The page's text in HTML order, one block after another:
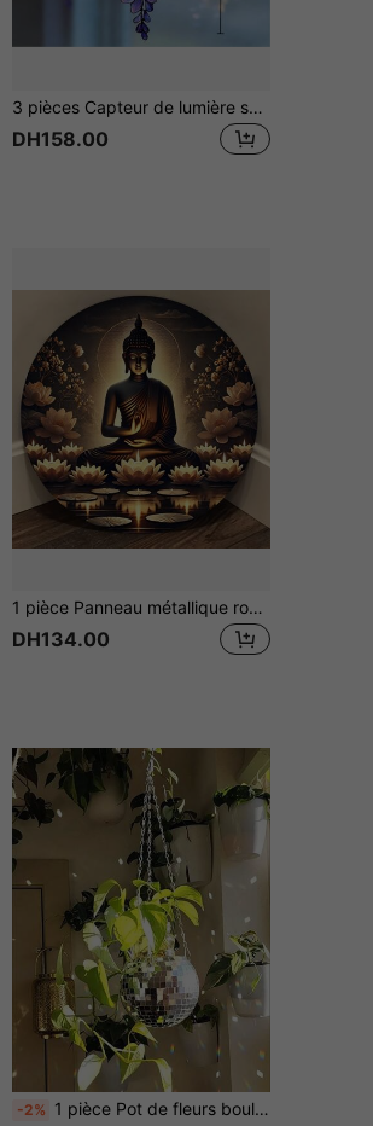
3 pièces Capteur de lumière solaire en acrylique de branche de glycine 15 cm * 15 cm - Décoration florale holographique pour fenêtre, cadeau de jardin de printemps, décoration florale pour la maison pour maman
DH158.00
1 pièce Panneau métallique rond de 20,32 x 20,32 cm avec un design de Bouddha méditatif paisible, de lotus lumineux et de bougie. Convient pour la décoration intérieure/extérieure dans le salon, le bar, le café, style aléatoire
DH134.00
-2% 1 pièce Pot de fleurs boule disco, pot de fleurs à boule miroir en plastique, panier de jardinage, pot de fleurs disco, décoration de fête, décoration de maison, décoration de chambre, décoration murale, cadeau d'anniversaire/de remise des diplômes